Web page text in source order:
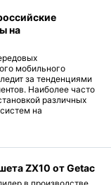
на
мобильного
за тенденциями
Наиболее часто
различных
на
ZX10 от Getac